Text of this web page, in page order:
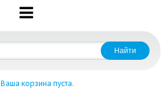
Ваша корзина пуста.